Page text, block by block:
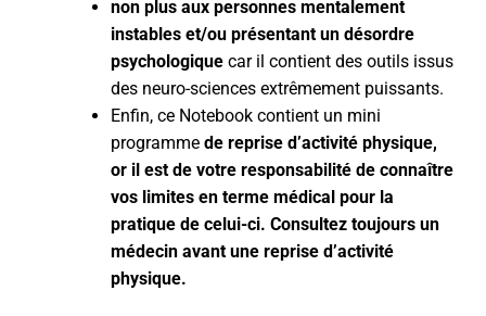
non plus aux personnes mentalement
instables et/ou présentant un désordre
psychologique car il contient des outils issus
des neuro-sciences extrêmement puissants.
Enfin, ce Notebook contient un mini
programme de reprise d’activité physique,
or il est de votre responsabilité de connaître
vos limites en terme médical pour la
pratique de celui-ci. Consultez toujours un
médecin avant une reprise d’activité
physique.